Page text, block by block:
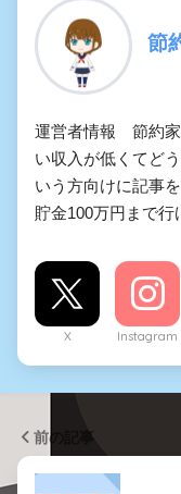
節
運営者情報 節約家
い収入が低くてど
いう方向けに記事
貯金100万円まで行
X Instagram
前の記事